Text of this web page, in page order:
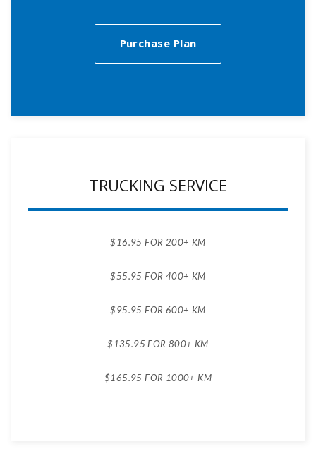
Purchase Plan
TRUCKING SERVICE
$16.95 FOR 200+ KM
$55.95 FOR 400+ KM
$95.95 FOR 600+ KM
$135.95 FOR 800+ KM
$165.95 FOR 1000+ KM